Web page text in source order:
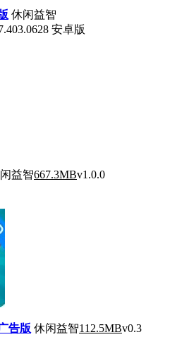
休闲益智
安卓版
益智667.3MBv1.0.0
告版 休闲益智112.5MBv0.3